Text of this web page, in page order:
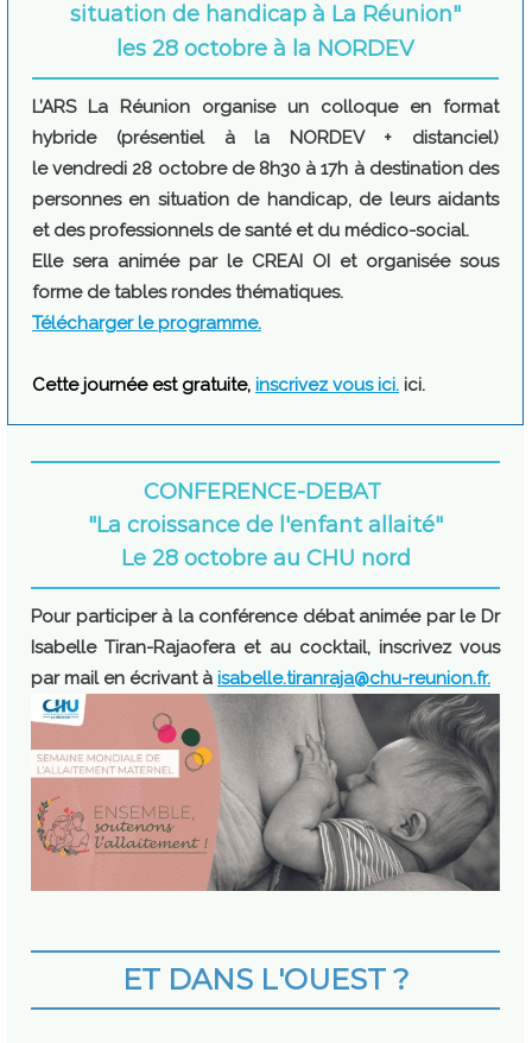
situation de handicap à La Réunion"
les 28 octobre à la NORDEV
L’ARS La Réunion organise un colloque en format
hybride (présentiel à la NORDEV + distanciel)
le vendredi 28 octobre de 8h30 à 17h à destination des
personnes en situation de handicap, de leurs aidants
et des professionnels de santé et du médico-social.
Elle sera animée par le CREAI OI et organisée sous
forme de tables rondes thématiques.
Télécharger le programme.
Cette journée est gratuite, inscrivez vousici. ici.
CONFERENCE-DEBAT
"La croissance de l'enfant allaité"
Le 28 octobre au CHU nord
Pour participer à la conférence débatanimée par le Dr
Isabelle Tiran-Rajaofera et au cocktail, inscrivez vous
par mailen écrivant à isabelle.tiranraja@chu-reunion.fr.
ET DANS L'OUEST ?